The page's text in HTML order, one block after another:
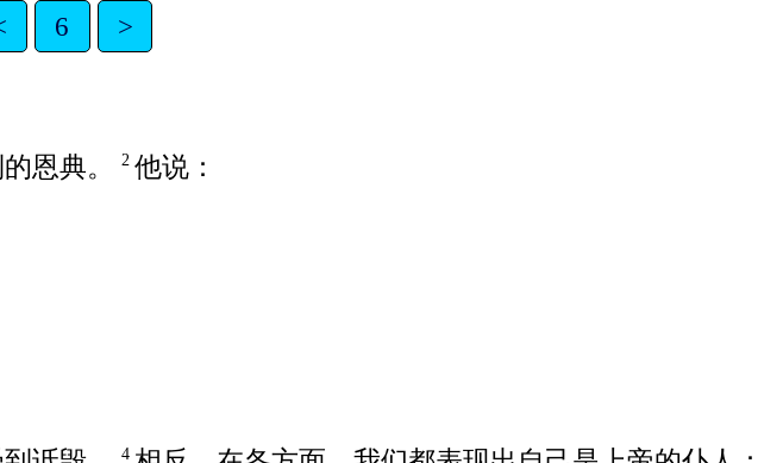
6 >
恩典。 2 他说：
4